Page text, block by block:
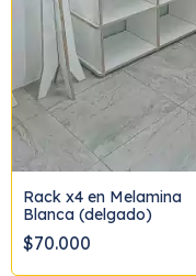
Rack x4 en Melamina
Blanca (delgado)
$70.000